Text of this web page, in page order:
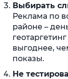
Выбирать
Реклама по
районе –
выгоднее,
показы.
Не